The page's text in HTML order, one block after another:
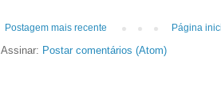
Postagem mais recente Página
Assinar: Postar comentários (Atom)